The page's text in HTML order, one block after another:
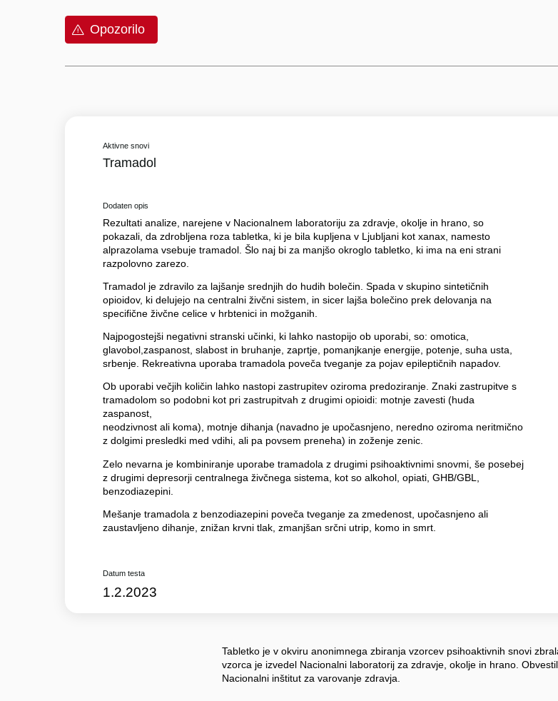
Opozorilo
Aktivne snovi
Tramadol
Dodaten opis
Rezultati analize, narejene v Nacionalnem laboratoriju za zdravje, okolje in hrano, so
pokazali, da zdrobljena roza tabletka, ki je bila kupljena v Ljubljani kot xanax, namesto
alprazolama vsebuje tramadol. Šlo naj bi za manjšo okroglo tabletko, ki ima na eni strani
razpolovno zarezo.
Tramadol je zdravilo za lajšanje srednjih do hudih bolečin. Spada v skupino sintetičnih
opioidov, ki delujejo na centralni živčni sistem, in sicer lajša bolečino prek delovanja na
specifične živčne celice v hrbtenici in možganih.
Najpogostejši negativni stranski učinki, ki lahko nastopijo ob uporabi, so: omotica,
glavobol,zaspanost, slabost in bruhanje, zaprtje, pomanjkanje energije, potenje, suha usta,
srbenje. Rekreativna uporaba tramadola poveča tveganje za pojav epileptičnih napadov.
Ob uporabi večjih količin lahko nastopi zastrupitev oziroma predoziranje. Znaki zastrupitve s
tramadolom so podobni kot pri zastrupitvah z drugimi opioidi: motnje zavesti (huda
zaspanost,
neodzivnost ali koma), motnje dihanja (navadno je upočasnjeno, neredno oziroma neritmično
z dolgimi presledki med vdihi, ali pa povsem preneha) in zoženje zenic.
Zelo nevarna je kombiniranje uporabe tramadola z drugimi psihoaktivnimi snovmi, še posebej
z drugimi depresorji centralnega živčnega sistema, kot so alkohol, opiati, GHB/GBL,
benzodiazepini.
Mešanje tramadola z benzodiazepini poveča tveganje za zmedenost, upočasnjeno ali
zaustavljeno dihanje, znižan krvni tlak, zmanjšan srčni utrip, komo in smrt.
Datum testa
1.2.2023
Tabletko je v okviru anonimnega zbiranja vzorcev psihoaktivnih snovi
vzorca je izvedel Nacionalni laboratorij za zdravje, okolje in hrano.
Nacionalni inštitut za varovanje zdravja.